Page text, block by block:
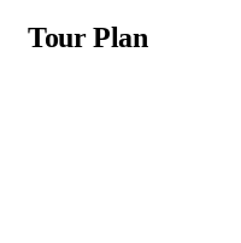
Tour Plan